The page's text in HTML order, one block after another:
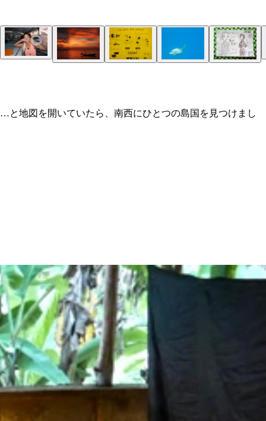
地図を開いていたら、南西にひとつの島国を見つけまし